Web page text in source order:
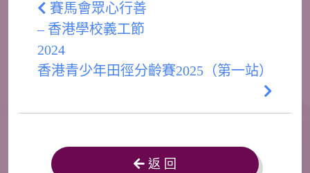
賽馬會眾心行善
– 香港學校義工節
2024
香港青少年田徑分齡賽2025（第一站）
返 回